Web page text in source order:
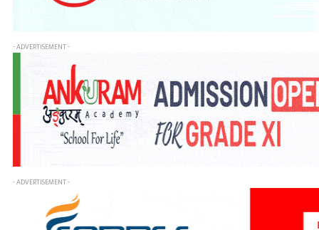
- ADVERTISEMENT -
- ADVERTISEMENT -